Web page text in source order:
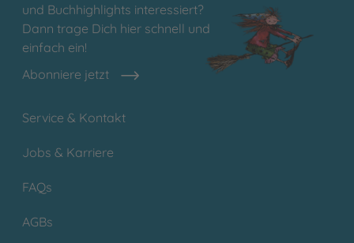
und Buchhighlights interessiert?
Dann trage Dich hier schnell und
einfach ein!
Abonniere jetzt
Service & Kontakt
Jobs & Karriere
FAQs
AGBs